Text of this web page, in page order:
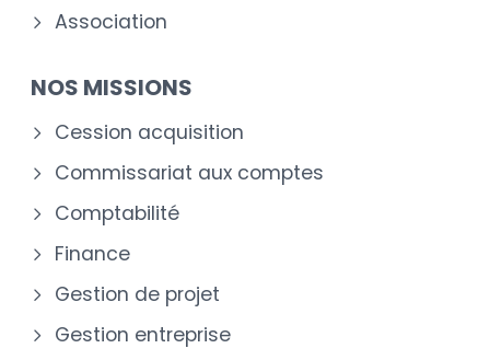
Association
NOS MISSIONS
Cession acquisition
Commissariat aux comptes
Comptabilité
Finance
Gestion de projet
Gestion entreprise